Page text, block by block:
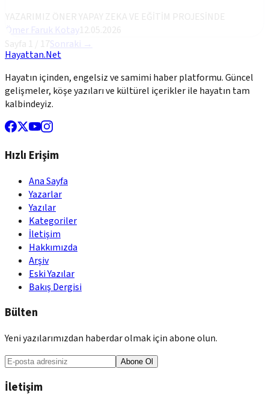
YAZARIMIZ ÖNER YAPAY ZEKA VE EĞİTİM PROJESİNDE
Ömer Faruk Kotay12.05.2026
Sayfa 1 17Sonraki →
Hayattan.Net
Hayatın içinden, engelsiz ve samimi haber platformu. Güncel
gelişmeler, köşe yazıları ve kültürel içerikler ile hayatın tam
kalbindeyiz.
Hızlı Erişim
Ana Sayfa
Yazarlar
Yazılar
Kategoriler
İletişim
Hakkımızda
Arşiv
Eski Yazılar
Bakış Dergisi
Bülten
Yeni yazılarımızdan haberdar olmak için abone olun.
Abone Ol
İletişim